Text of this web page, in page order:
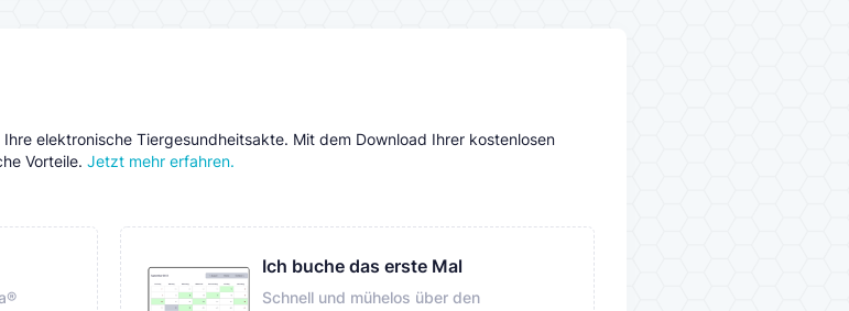
elektronische Tiergesundheitsakte. Mit dem Download Ihrer kostenlosen
Vorteile.Jetzt mehr erfahren.
Ich buche das erste Mal
Schnell und mühelos über den